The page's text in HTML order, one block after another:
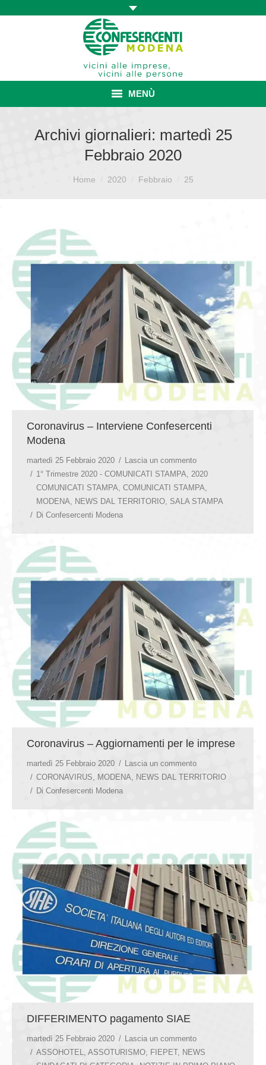
MENÙ
ASSOCIAZIONE
ISCRIZIONE E VANTAGGI
CATEGORIE SINDACALI
SERVIZI
GIOVEDÌ GASTRONOMICI
COMUNICATI E NEWS
CONTATTI
Archivi giornalieri: martedì 25
Febbraio 2020
Home 2020 Febbraio 25
Coronavirus – Interviene Confesercenti
Modena
martedì 25 Febbraio 2020
Lascia un commento
1° Trimestre 2020 - COMUNICATI STAMPA, 2020
COMUNICATI STAMPA, COMUNICATI STAMPA,
MODENA, NEWS DAL TERRITORIO, SALA STAMPA
Di Confesercenti Modena
Coronavirus – Aggiornamenti per le imprese
martedì 25 Febbraio 2020
Lascia un commento
CORONAVIRUS
MODENA
NEWS DAL TERRITORIO
Di Confesercenti Modena
DIFFERIMENTO pagamento SIAE
martedì 25 Febbraio 2020
Lascia un commento
ASSOHOTEL, ASSOTURISMO, FIEPET, NEWS